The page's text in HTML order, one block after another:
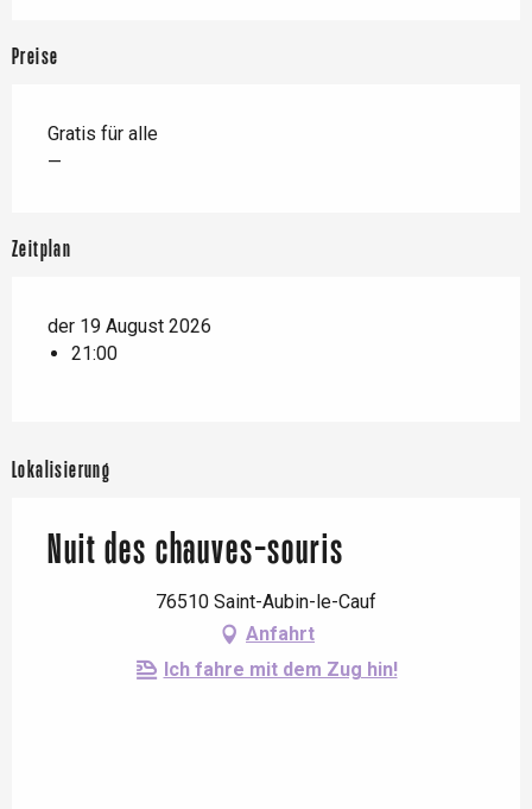
Preise
Gratis für alle
—
Zeitplan
der 19 August 2026
21:00
Lokalisierung
Nuit des chauves-souris
76510 Saint-Aubin-le-Cauf
Anfahrt
Ich fahre mit dem Zug hin!